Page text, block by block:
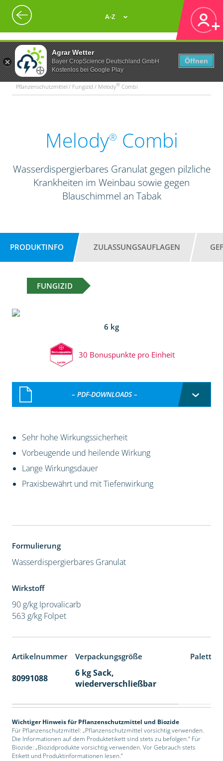
Agrar Wetter
Bayer CropScience Deutschland GmbH
Kostenlos bei Google Play
Öffnen
A-Z
Pflanzenschutzmittel / Fungizid / Melody® Combi
Melody® Combi
Wasserdispergierbares Granulat gegen pilzliche
Krankheiten im Weinbau sowie gegen
Blauschimmel an Tabak
PRODUKTINFO ZULASSUNGSAUFLAGEN
FUNGIZID
6 kg
30 Bonuspunkte pro Einheit
– PDF-DOWNLOADS –
Sehr hohe Wirkungssicherheit
Vorbeugende und heilende Wirkung
Lange Wirkungsdauer
Praxisbewährt und mit Tiefenwirkung
Formulierung
Wasserdispergierbares Granulat
Wirkstoff
90 g/kg Iprovalicarb
563 g/kg Folpet
Artikelnummer Verpackungsgröße
80991088
6 kg Sack,
wiederverschließbar
Wichtiger Hinweis für Pflanzenschutzmittel und Biozide
Für Pflanzenschutzmittel: „Pflanzenschutzmittel vorsichtig verwenden.
Die Informationen auf dem Produktetikett sind stets zu befolgen.“ Für
Biozide: „Biozidprodukte vorsichtig verwenden. Vor Gebrauch stets
Etikett und Produktinformationen lesen.“